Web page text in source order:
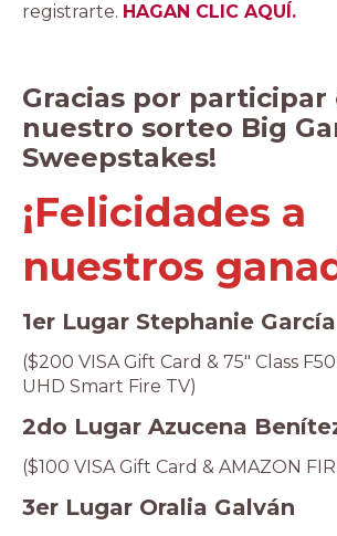
registrarte. HAGAN CLIC AQUÍ.
Gracias por participar
nuestro sorteo Big
Sweepstakes!
¡Felicidades a
nuestros
1er Lugar Stephanie García
($200 VISA Gift Card & 75″ Class
UHD Smart Fire TV)
2do Lugar Azucena
($100 VISA Gift Card & AMAZON
3er Lugar Oralia Galván